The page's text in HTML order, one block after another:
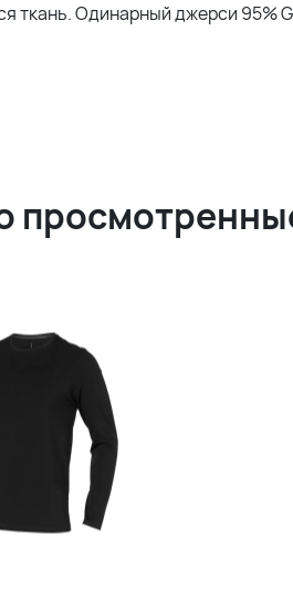
ткань. Одинарный джерси 95%